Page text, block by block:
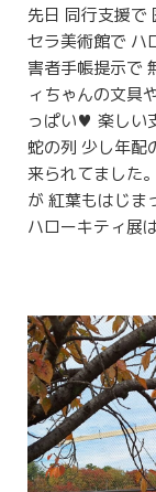
先日 同行支援で
セラ美術館で ハ
害者手帳提示で
ィちゃんの文具
っぱい♥️ 楽しい
蛇の列 少し年配
来られてました
が 紅葉もはじま
ハローキティ展